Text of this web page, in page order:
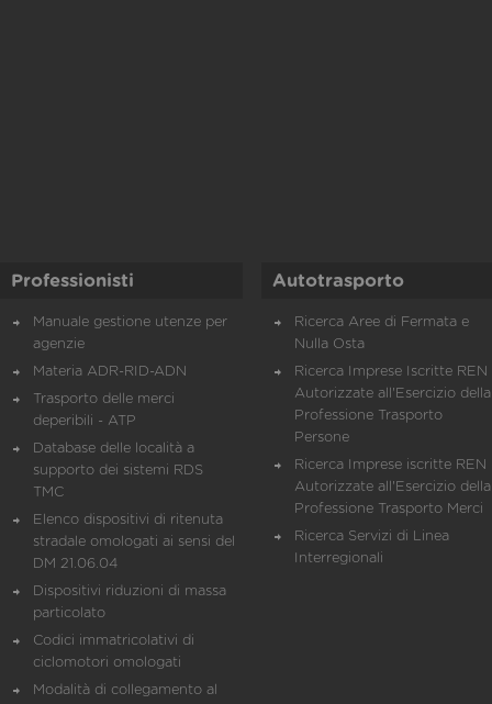
Professionisti
Manuale gestione utenze per
agenzie
Materia ADR-RID-ADN
Trasporto delle merci
deperibili - ATP
Database delle località a
supporto dei sistemi RDS
TMC
Elenco dispositivi di ritenuta
stradale omologati ai sensi del
DM 21.06.04
Dispositivi riduzioni di massa
particolato
Codici immatricolativi di
ciclomotori omologati
Modalità di collegamento al
Autotrasporto
Ricerca Aree di Fermata e
Nulla Osta
Ricerca Imprese Iscritte REN
Autorizzate all'Esercizio della
Professione Trasporto
Persone
Ricerca Imprese iscritte REN
Autorizzate all'Esercizio della
Professione Trasporto Merci
Ricerca Servizi di Linea
Interregionali